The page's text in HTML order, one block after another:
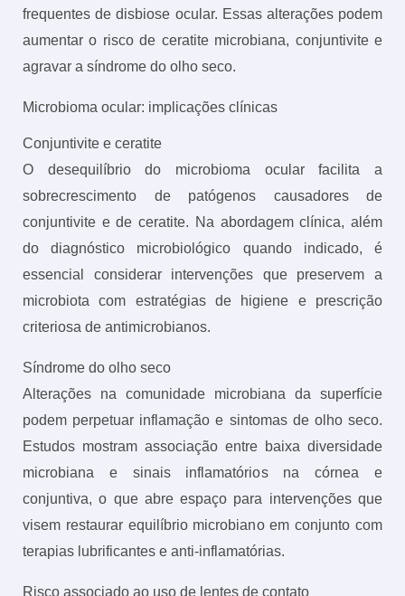
frequentes de disbiose ocular. Essas alterações podem
aumentar o risco de ceratite microbiana, conjuntivite e
agravar a síndrome do olho seco.
Microbioma ocular: implicações clínicas
Conjuntivite e ceratite
O desequilíbrio do microbioma ocular facilita a
sobrecrescimento de patógenos causadores de
conjuntivite e de ceratite. Na abordagem clínica, além
do diagnóstico microbiológico quando indicado, é
essencial considerar intervenções que preservem a
microbiota com estratégias de higiene e prescrição
criteriosa de antimicrobianos.
Síndrome do olho seco
Alterações na comunidade microbiana da superfície
podem perpetuar inflamação e sintomas de olho seco.
Estudos mostram associação entre baixa diversidade
microbiana e sinais inflamatórios na córnea e
conjuntiva, o que abre espaço para intervenções que
visem restaurar equilíbrio microbiano em conjunto com
terapias lubrificantes e anti-inflamatórias.
Risco associado ao uso de lentes de contato